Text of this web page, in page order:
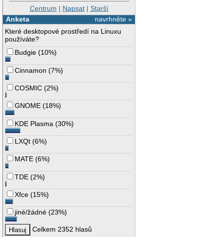
Centrum | Napsat| Starší
navrhněte »
Anketa
Které desktopové prostředí na Linuxu
používáte?
Budgie (10%)
Cinnamon (7%)
COSMIC (2%)
GNOME (18%)
KDE Plasma (30%)
LXQt (6%)
MATE (6%)
TDE (2%)
Xfce (15%)
jiné/žádné (23%)
Celkem 2352 hlasů